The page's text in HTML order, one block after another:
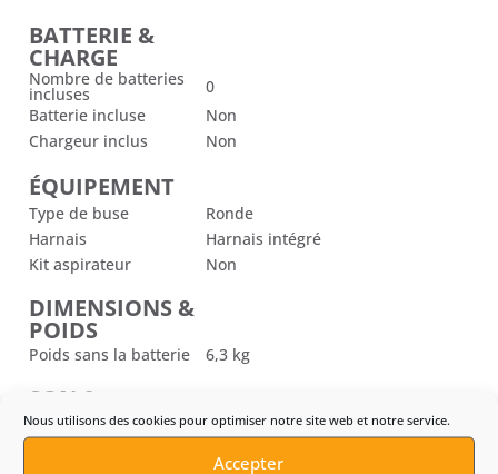
Nous utilisons des cookies pour optimiser notre site web et notre service.
Accepter
BATTERIE &
CHARGE
Nombre de batteries
incluses
0
Batterie incluse
Non
Chargeur inclus
Non
ÉQUIPEMENT
Type de buse
Ronde
Harnais
Harnais intégré
Kit aspirateur
Non
DIMENSIONS &
POIDS
Poids sans la batterie 6,3 kg
SON &
VIBRATIONS
Niveau de pression
73 dB(A)